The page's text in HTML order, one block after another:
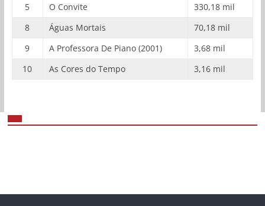
5 O Convite
330,18 mil
8
Águas Mortais
70,18 mil
9
A Professora De Piano (2001)
3,68 mil
10
As Cores do Tempo 3,16 mil